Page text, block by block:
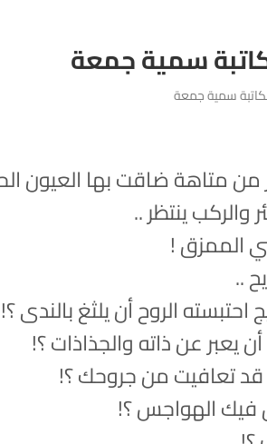
سمية جمعة
سمية جمعة
متاهة ضاقت بها العيون
ينتظر ..
الممزق !
..
الروح أن يلثغ بالندى ؟!
يعبر عن ذاته والجذاذات ؟!
قد تعافيت من جروحك ؟!
فيك الهواجس ؟!